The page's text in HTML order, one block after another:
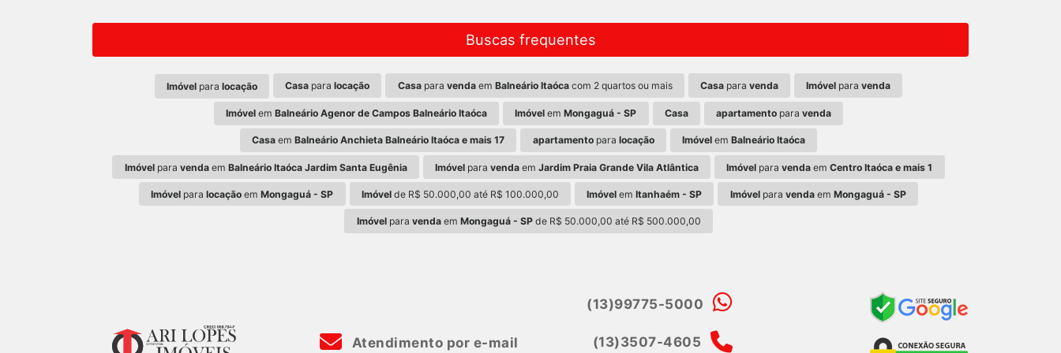
Buscas frequentes
Imóvelpara locação Casa paralocação Casapara vendaem Balneário Itaócacom 2 quartos ou mais Casapara venda Imóvel paravenda
Imóvelem Balneário Agenor de Campos Balneário Itaóca Imóvel emMongaguá - SP Casa apartamento paravenda
Casa emBalneário Anchieta Balneário Itaóca e mais 17 apartamentopara locação Imóvelem Balneário Itaóca
Imóvelpara vendaem Balneário Itaóca Jardim Santa Eugênia Imóvel para venda em Jardim Praia Grande Vila Atlântica Imóvel paravenda emCentro Itaóca e mais 1
Imóvel paralocação emMongaguá - SP Imóvelde R$ 50.000,00 até R$ 100.000,00 Imóvel emItanhaém - SP Imóvelpara vendaem Mongaguá - SP
Imóvelpara vendaem Mongaguá - SPde R$ 50.000,00 até R$ 500.000,00
Atendimento por e-mail
(13)99775-5000
(13)3507-4605